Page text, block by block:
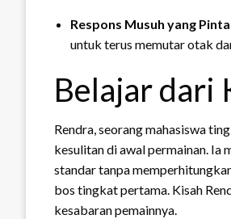
Respons Musuh yang
untuk terus memutar otak
Belajar dari
Rendra, seorang mahasiswa
kesulitan di awal permainan. Ia
standar tanpa
bos tingkat pertama. Kisah
kesabaran pemainnya.